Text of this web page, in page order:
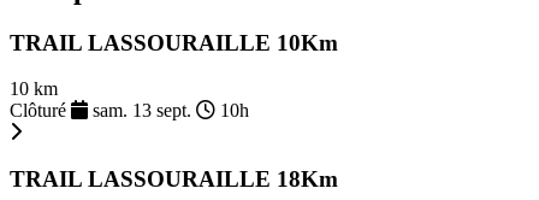
TRAIL LASSOURAILLE 10Km
10 km
Clôturé
sam. 13 sept. 10h
TRAIL LASSOURAILLE 18Km